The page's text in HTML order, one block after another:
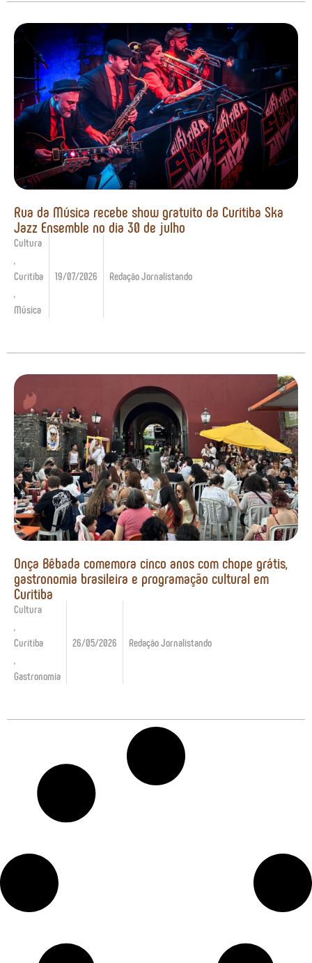
Rua da Música recebe show gratuito da Curitiba Ska
Jazz Ensemble no dia 30 de julho
Cultura
Curitiba
Música
19/07/2026 Redação Jornalistando
Onça Bêbada comemora cinco anos com chope grátis,
gastronomia brasileira e programação cultural em
Curitiba
Cultura
Curitiba
Gastronomia
26/05/2026 Redação Jornalistando